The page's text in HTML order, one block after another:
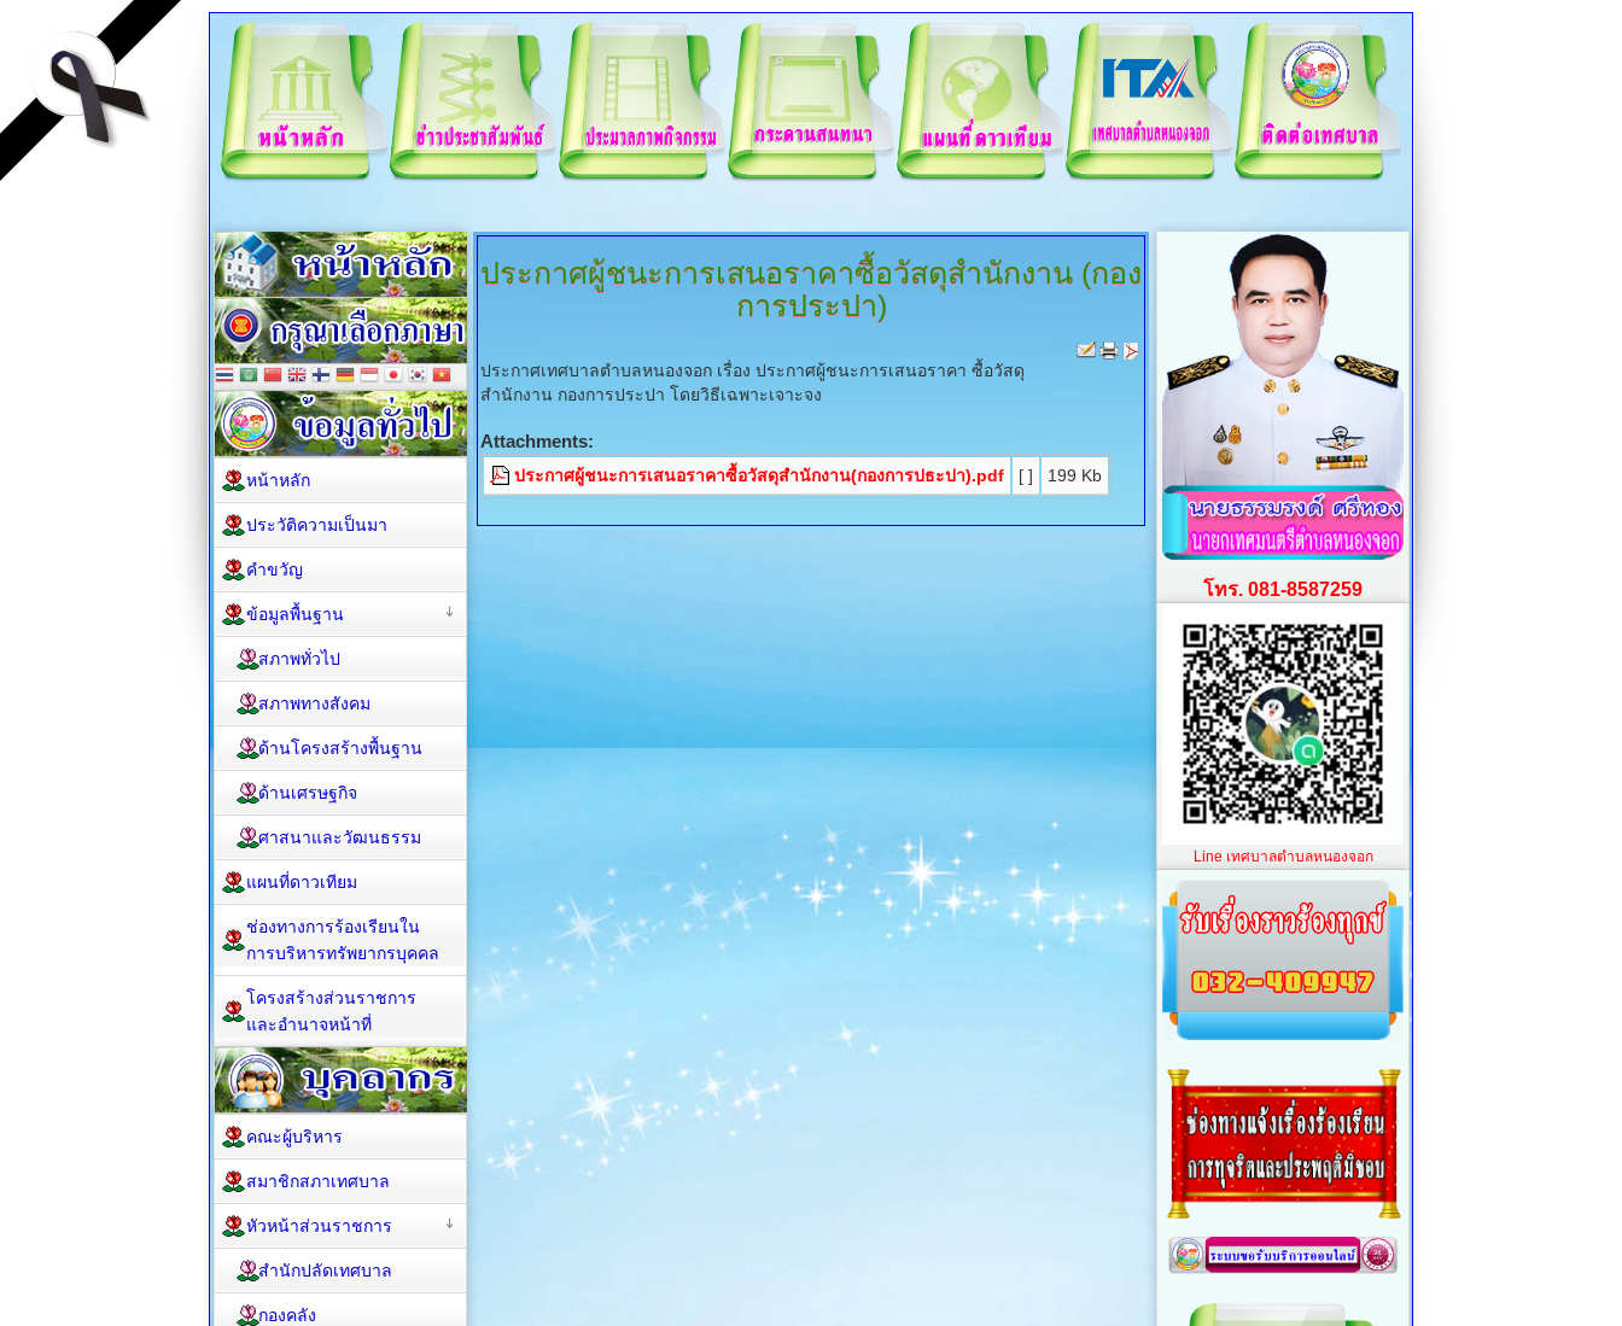
ประกาศผู้ชนะการเสนอราคาซื้อวัสดุสำนักงาน (กอง
การประปา)
ประกาศเทศบาลตำบลหนองจอก เรื่อง ประกาศผู้ชนะการเสนอราคา ซื้อวัสดุ
สำนักงาน กองการประปา โดยวิธีเฉพาะเจาะจง
Attachments:
ประกาศผู้ชนะการเสนอราคาซื้อวัสดุสำนักงาน(กองการปธะปา).pdf [ ] 199 Kb
หน้าหลัก
ประวัติความเป็นมา
คำขวัญ
ข้อมูลพื้นฐาน
สภาพทั่วไป
สภาพทางสังคม
ด้านโครงสร้างพื้นฐาน
ด้านเศรษฐกิจ
ศาสนาและวัฒนธรรม
แผนที่ดาวเทียม
ช่องทางการร้องเรียนใน
การบริหารทรัพยากรบุคคล
โครงสร้างส่วนราชการ
และอำนาจหน้าที่
คณะผู้บริหาร
สมาชิกสภาเทศบาล
หัวหน้าส่วนราชการ
สำนักปลัดเทศบาล
กองคลัง
โทร. 081-8587259
Line เทศบาลตำบลหนองจอก